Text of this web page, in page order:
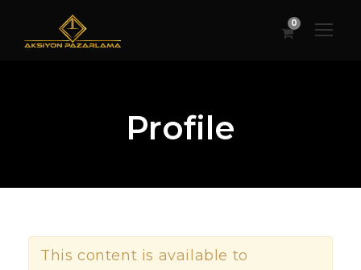
0
Profile
This content is available to